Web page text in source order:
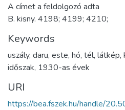
A címet a feldolgozó adta
B. kisny. 4198; 4199; 4210;
Keywords
uszály, daru, este, hó, tél, látkép,
időszak, 1930-as évek
URI
https://bea.fszek.hu/handle/